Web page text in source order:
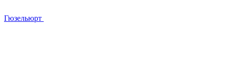
Гюзельюрт